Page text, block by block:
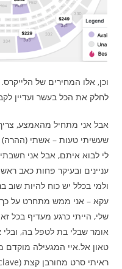
וכן, אלו המחירים של
לחלק את הכל בעשר ועדיין
אבל אני מתחיל מהאמצע,
שעשיתי טעות – אשתי (ההרה)
לי לבוא איתם, אבל אני
עניינים ובעיקר פחות כאב
ולמי בכלל יש כוח להיות שוב
עקא – אני ממש מתחרט על
שלי, הייתי כרגע מעדיף בכל
אומר שבלי בת לטפל בה,
טאון אל.איי המגעילה